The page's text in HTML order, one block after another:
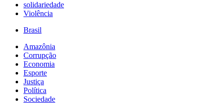
solidariedade
Violência
Brasil
Amazônia
Corrupção
Economia
Esporte
Justiça
Política
Sociedade